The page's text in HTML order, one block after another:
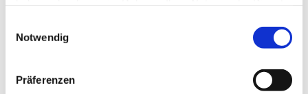
Notwendig
Präferenzen
Die Teilnahme ist kostenlos. Das aktuelle
finden.